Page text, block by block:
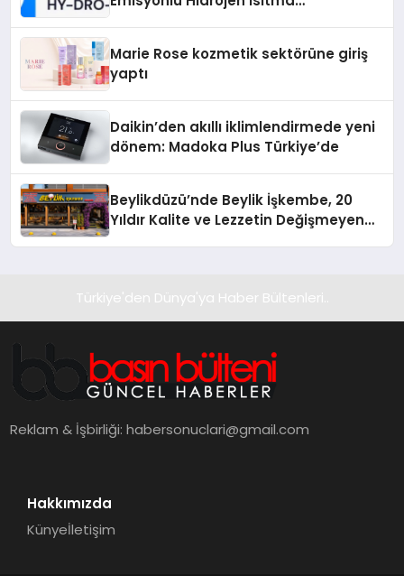
Marie Rose kozmetik sektörüne giriş
yaptı
Daikin’den akıllı iklimlendirmede yeni
dönem: Madoka Plus Türkiye’de
Beylikdüzü’nde Beylik İşkembe, 20
Yıldır Kalite ve Lezzetin Değişmeyen
Türkiye'den Dünya'ya Haber Bültenleri..
Reklam & İşbirliği:habersonuclari@gmail.com
Hakkımızda
Künyeİletişim